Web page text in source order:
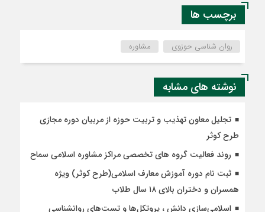
برچسب ها
روان شناسی حوزوی مشاوره
نوشته های مشابه
تجلیل معاون تهذیب و تربیت حوزه از مربیان دوره مجازی
طرح کوثر
روند فعالیت گروه های تخصصی مراکز مشاوره اسلامی سماح
ثبت نام دوره آموزش معارف اسلامی(طرح کوثر) ویژه
همسران و دختران بالای ۱۸ سال طلاب
اسلامی‌سازی دانش ، پروتکل‌ها و تست‌های روانشناسی